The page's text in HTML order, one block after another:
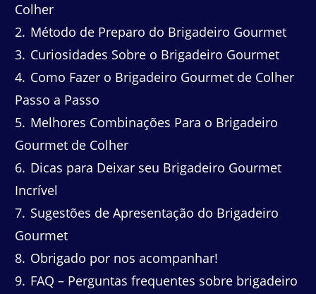
Colher
2 Método de Preparo do Brigadeiro Gourmet
3 Curiosidades Sobre o Brigadeiro Gourmet
4 Como Fazer o Brigadeiro Gourmet de Colher
Passo a Passo
5 Melhores Combinações Para o Brigadeiro
Gourmet de Colher
6 Dicas para Deixar seu Brigadeiro Gourmet
Incrível
7 Sugestões de Apresentação do Brigadeiro
Gourmet
8 Obrigado por nos acompanhar!
9 FAQ – Perguntas frequentes sobre brigadeiro